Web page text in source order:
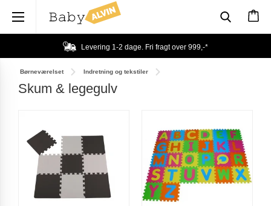
Levering 1-2 dage. Fri fragt over 999,-*
Børneværelset Indretning og tekstiler
Skum & legegulv